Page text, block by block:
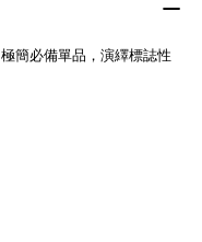
簡必備單品，演繹標誌性